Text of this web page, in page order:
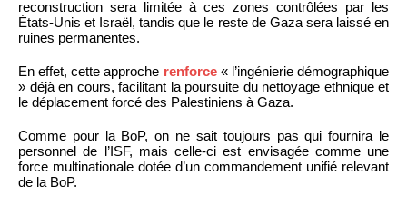
reconstruction sera limitée à ces zones contrôlées par les
États-Unis et Israël, tandis que le reste de Gaza sera laissé en
ruines permanentes.
En effet, cette approche renforce« l’ingénierie démographique
» déjà en cours, facilitant la poursuite du nettoyage ethnique et
le déplacement forcé des Palestiniens à Gaza.
Comme pour la BoP, on ne sait toujours pas qui fournira le
personnel de l’ISF, mais celle-ci est envisagée comme une
force multinationale dotée d’un commandement unifié relevant
de la BoP.